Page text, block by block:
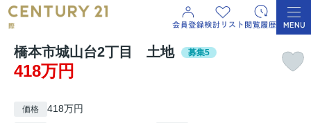
橋本市城山台2丁目 土地 募集5
418万円
価格 418万円